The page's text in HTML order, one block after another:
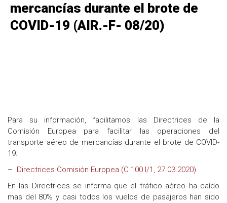
mercancías durante el brote de
COVID-19 (AIR.-F- 08/20)
Para su información, facilitamos las Directrices de la
Comisión Europea para facilitar las operaciones del
transporte aéreo de mercancías durante el brote de COVID-
19.
– Directrices Comisión Europea (C 100 I/1, 27.03.2020)
En las Directrices se informa que el tráfico aéreo ha caído
mas del 80% y casi todos los vuelos de pasajeros han sido